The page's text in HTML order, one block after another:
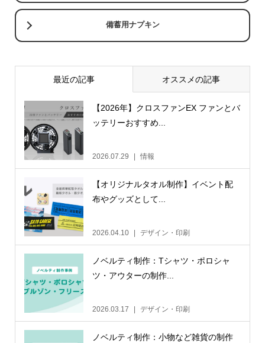
備蓄用ナプキン
最近の記事 オススメの記事
【2026年】クロスファンEX ファンとバ
ッテリーおすすめ...
2026.07.29 情報
【オリジナルタオル制作】イベント配
布やグッズとして...
2026.04.10 デザイン・印刷
ノベルティ制作：Tシャツ・ポロシャ
ツ・アウターの制作...
2026.03.17 デザイン・印刷
ノベルティ制作：小物など雑貨の制作